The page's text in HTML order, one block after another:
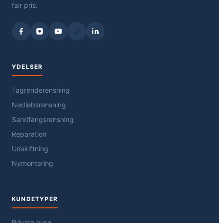
fair pris.
YDELSER
Tagrenderensning
Nedløbsrensning
Sandfangsrensning
Reparation
Udskiftning
Nymontering
KUNDETYPER